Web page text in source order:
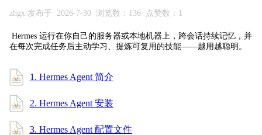
zhgx 发布于 2026-7-30 浏览数：136 点赞数：1
Hermes 运行在你自己的服务器或本地机器上，跨会话持续记忆，并
在每次完成任务后主动学习、提炼可复用的技能——越用越聪明。
1. Hermes Agent 简介
2. Hermes Agent 安装
3. Hermes Agent 配置文件